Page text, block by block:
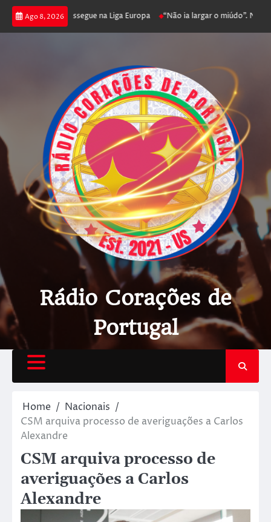
Ago 8, 2026
poker e prossegue na Liga Europa “Não ia largar o miúdo”.
Rádio Corações de
Portugal
Home
Nacionais
CSM arquiva processo de averiguações a Carlos
Alexandre
CSM arquiva processo de
averiguações a Carlos
Alexandre